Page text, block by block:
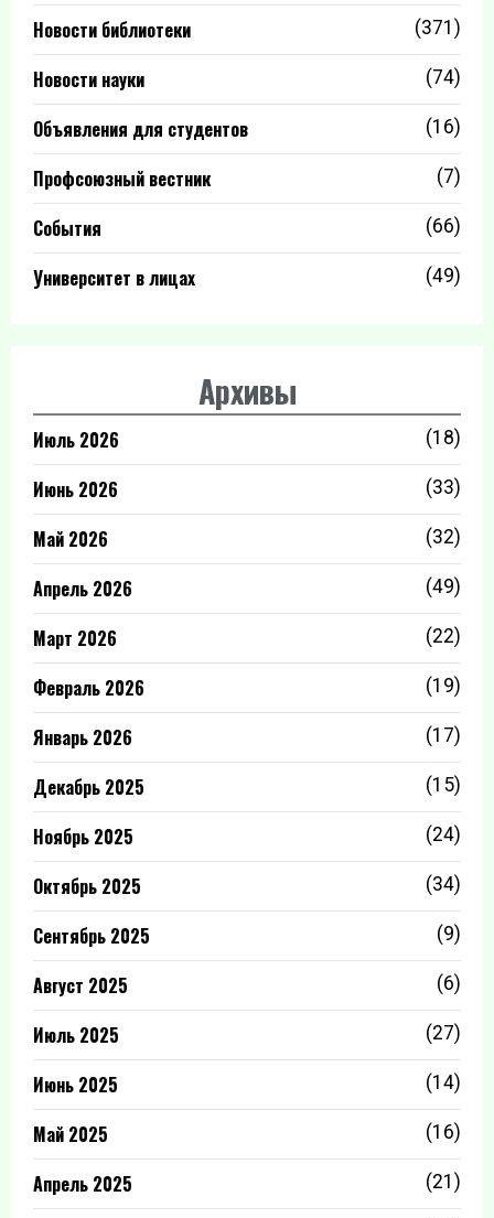
Новости библиотеки (371)
Новости науки (74)
Объявления для студентов (16)
Профсоюзный вестник (7)
События (66)
Университет в лицах (49)
Архивы
Июль 2026 (18)
Июнь 2026 (33)
Май 2026 (32)
Апрель 2026 (49)
Март 2026 (22)
Февраль 2026 (19)
Январь 2026 (17)
Декабрь 2025 (15)
Ноябрь 2025 (24)
Октябрь 2025 (34)
Сентябрь 2025 (9)
Август 2025 (6)
Июль 2025 (27)
Июнь 2025 (14)
Май 2025 (16)
Апрель 2025 (21)